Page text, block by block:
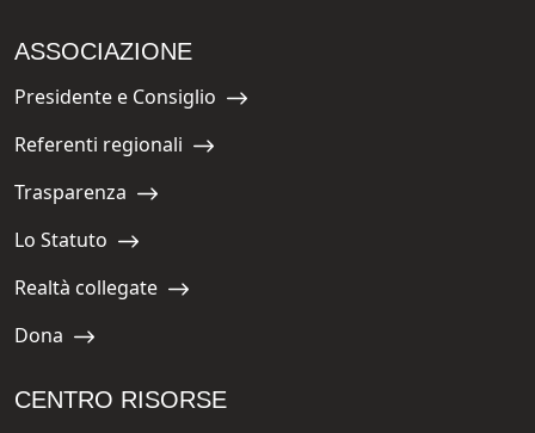
ASSOCIAZIONE
Navigate to:
Presidente e Consiglio
Navigate to:
Referenti regionali
Navigate to:
Trasparenza
Navigate to:
Lo Statuto
Navigate to:
Realtà collegate
Navigate to:
Dona
CENTRO RISORSE